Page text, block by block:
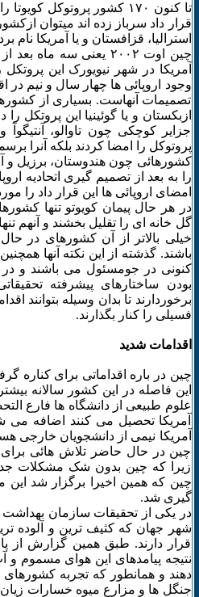
تا کنون ۱۷۰ کشور پروتوکل
قرار داد سرباز زده اند میتوان
استرالیا، قزافستان و یا آمریکا نام
آمریکا در شهر نیویورک این پروتکل
وجود اروپائی ها چهار سال و نیم در
تصمیمات آنهاست. بسیاری از
ازبکستان و یا گوئینیا این پروتکل
جزایر کوچکی چون تاوالو، آنتیگوآ
پروتوکل را امضا کردند بلکه آنرا
کشورهائی چون هندوستان، برزیل و
امضای اروپائی ها این قرار داد را
در هر حال پیمان کویوتو تنها
گل خانه ای را تقلیل بخشند و آنهم
خیلی بالاتر از آن کشورهای در
باشند. گذشته از این نکته آنها
کنونی در جومسئول می باشند و در
بودن ساختارهای پیشرفته
برخوردارند تا بدان وسیله بتوانند
فسیلی را کنار بگذارند.
اقدامات شدید
چین در باره اقداماتی برای کناره
این فاصله در این کشور سالانه
علوم طبیعی از دانشگاه ها فارع
آمریکا تحصیل می کنند اضافه می
آمریکا نیمی از دانشجویان خارجی
چین در حال حاضر تلاش هائی برای
زیرا که چین بدون شک مشکلات
چین که همین اخیرا برگزار شد
گیری شد.
قرار دارند. طبق همین گزارش از
نتیجه پیامدهای این هوای مسموم
دهند و همانطور که تجربه
جنگل ها و مزارع میوه خسارات